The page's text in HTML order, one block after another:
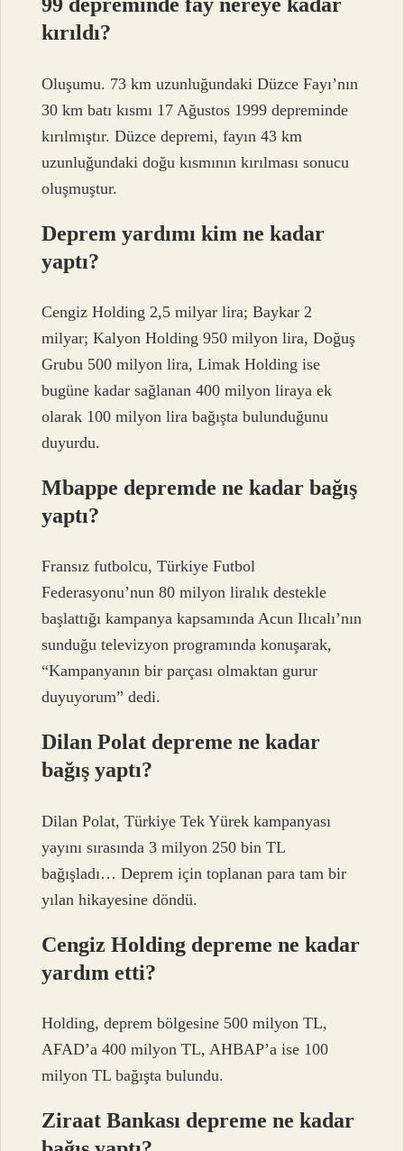
kırıldı?
Oluşumu. 73 km uzunluğundaki Düzce Fayı’nın
30 km batı kısmı 17 Ağustos 1999 depreminde
kırılmıştır. Düzce depremi, fayın 43 km
uzunluğundaki doğu kısmının kırılması sonucu
oluşmuştur.
Deprem yardımı kim ne kadar
yaptı?
Cengiz Holding 2,5 milyar lira; Baykar 2
milyar; Kalyon Holding 950 milyon lira, Doğuş
Grubu 500 milyon lira, Limak Holding ise
bugüne kadar sağlanan 400 milyon liraya ek
olarak 100 milyon lira bağışta bulunduğunu
duyurdu.
Mbappe depremde ne kadar bağış
yaptı?
Fransız futbolcu, Türkiye Futbol
Federasyonu’nun 80 milyon liralık destekle
başlattığı kampanya kapsamında Acun Ilıcalı’nın
sunduğu televizyon programında konuşarak,
“Kampanyanın bir parçası olmaktan gurur
duyuyorum” dedi.
Dilan Polat depreme ne kadar
bağış yaptı?
Dilan Polat, Türkiye Tek Yürek kampanyası
yayını sırasında 3 milyon 250 bin TL
bağışladı… Deprem için toplanan para tam bir
yılan hikayesine döndü.
Cengiz Holding depreme ne kadar
yardım etti?
Holding, deprem bölgesine 500 milyon TL,
AFAD’a 400 milyon TL, AHBAP’a ise 100
milyon TL bağışta bulundu.
Ziraat Bankası depreme ne kadar